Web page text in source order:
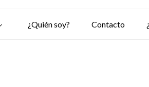
¿Quién soy? Contacto